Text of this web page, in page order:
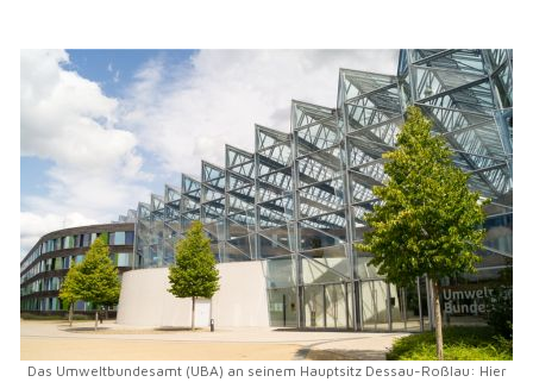
Das Umweltbundesamt (UBA) an seinem Hauptsitz Dessau-Roßlau: Hier